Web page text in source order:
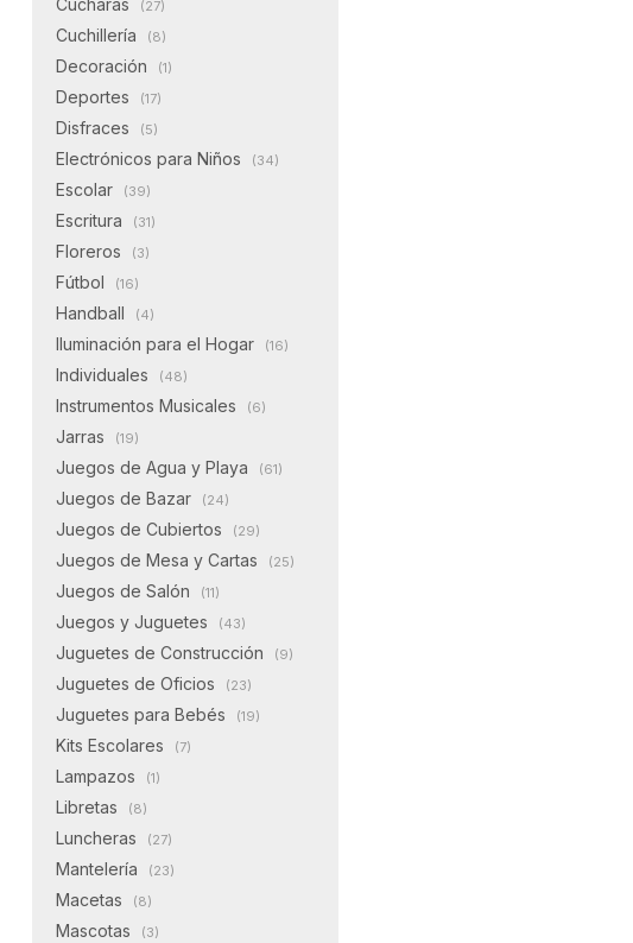
Cucharas (27)
Cuchillería (8)
Decoración (1)
Deportes (17)
Disfraces (5)
Electrónicos para Niños (34)
Escolar (39)
Escritura (31)
Floreros (3)
Fútbol (16)
Handball (4)
Iluminación para el Hogar (16)
Individuales (48)
Instrumentos Musicales (6)
Jarras (19)
Juegos de Agua y Playa (61)
Juegos de Bazar (24)
Juegos de Cubiertos (29)
Juegos de Mesa y Cartas (25)
Juegos de Salón (11)
Juegos y Juguetes (43)
Juguetes de Construcción (9)
Juguetes de Oficios (23)
Juguetes para Bebés (19)
Kits Escolares (7)
Lampazos (1)
Libretas (8)
Luncheras (27)
Mantelería (23)
Macetas (8)
Mascotas (3)